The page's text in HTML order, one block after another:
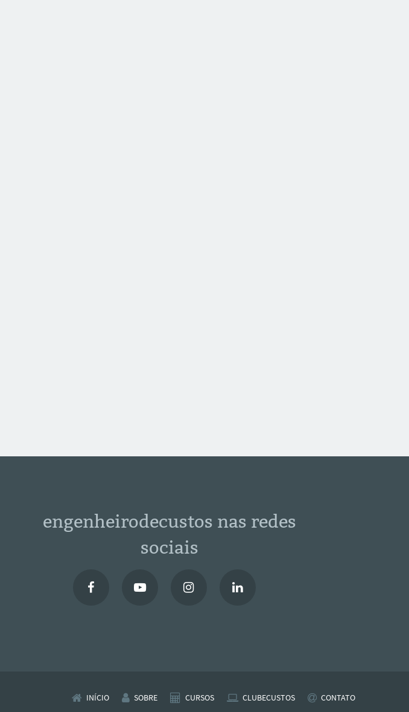
engenheirodecustos nas redes
sociais
INÍCIO SOBRE CURSOS CLUBECUSTOS CONTATO